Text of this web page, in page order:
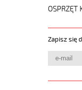
OSPRZĘT
Zapisz się